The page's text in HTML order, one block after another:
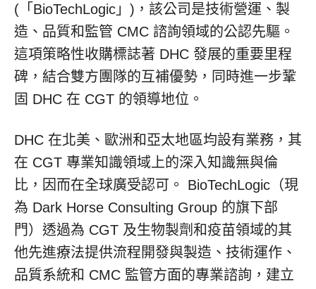
(「BioTechLogic」)，該公司是技術營運、製
造、品質和監管 CMC 諮詢領域的公認先驅。
這項策略性收購標誌著 DHC 發展的重要里程
碑，結合雙方團隊的互補優勢，同時進一步鞏
固 DHC 在 CGT 的領導地位。
DHC 在北美、歐洲和亞太地區均設有業務，其
在 CGT 專業知識領域上的深入知識無與倫
比，因而在全球廣受認可。 BioTechLogic（現
為 Dark Horse Consulting Group 的旗下部
門）透過為 CGT 及生物製劑和疫苗領域的其
他先進療法提供流程開發與製造、技術運作、
品質系統和 CMC 監管方面的專業諮詢，建立